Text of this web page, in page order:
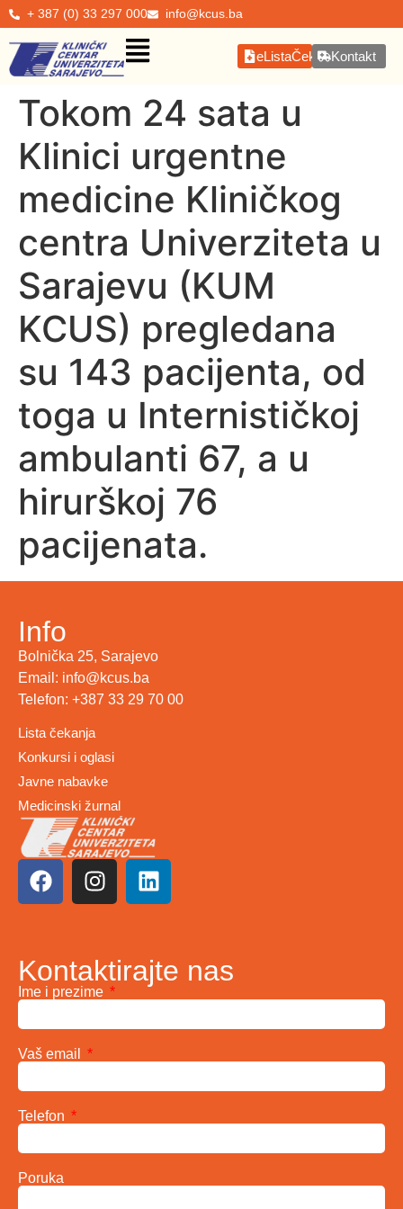
+ 387 (0) 33 297 000 info@kcus.ba
eListaČekanjaKontakt
Tokom 24 sata u
Klinici urgentne
medicine Kliničkog
centra Univerziteta u
Sarajevu (KUM
KCUS) pregledana
su 143 pacijenta, od
toga u Internističkoj
ambulanti 67, a u
hirurškoj 76
pacijenata.
Info
Bolnička 25, Sarajevo
Email: info@kcus.ba
Telefon: +387 33 29 70 00
Lista čekanja
Konkursi i oglasi
Javne nabavke
Medicinski žurnal
Kontaktirajte nas
Ime i prezime
Vaš email
Telefon
Poruka